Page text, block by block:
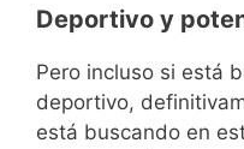
Deportivo y
Pero incluso si está
deportivo,
está buscando en